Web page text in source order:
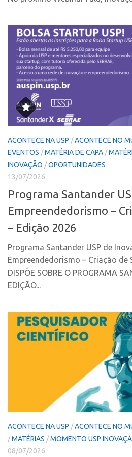
Fala Inovação
Edição 2025
Edição 2021
Edição 2019
Edição 2017
Inovação em Números
Portal do Inventor
Hub USP Inovação
Portal de Atendimento
Propriedade Intelectual
Formas de Proteção
Patentes
Marcas
Softwares
Cultivares
Como solicitar
Portal do Inventor
VPI – Vocação para Inovação
Patrimônio Genético
Leis e Normas
Propriedade Intelectual
Comunicação
Eventos
Agenda AUSPIN
Fala Inovação
Premiações
Edição 2025
Edição 2019
Edição 2017
Portal do Inventor
Hub USP Inovação
Propriedade Intelectual
Formas de Proteção
Marcas
Softwares
Cultivares
Desenho Industrial
Buscar Anterioridade
Como solicitar
Portal do Inventor
VPI – Vocação para Inovação
ACONTECE NA USP /ACONTECE NO
EVENTOS /MATÉRIA DE CAPA /
INOVAÇÃO /OPORTUNIDADES
13/07/2026
Programa Santander
Empreendedorismo –
– Edição 2026
Programa Santander USP de
Empreendedorismo – Criação de
DISPÕE SOBRE O PROGRAMA
EDIÇÃO...
ACONTECE NA USP /ACONTECE NO
/MATÉRIAS /MOMENTO USP
08/07/2026